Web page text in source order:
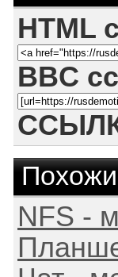
HTML
BBC
NFS -